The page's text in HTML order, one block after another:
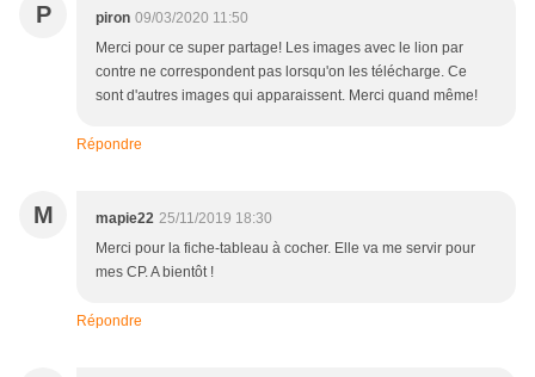
P piron 09/03/2020 11:50
Merci pour ce super partage! Les images avec le lion par
contre ne correspondent pas lorsqu'on les télécharge. Ce
sont d'autres images qui apparaissent. Merci quand même!
Répondre
M mapie22 25/11/2019 18:30
Merci pour la fiche-tableau à cocher. Elle va me servir pour
mes CP. A bientôt !
Répondre